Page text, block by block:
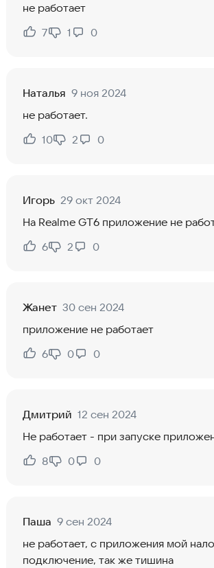
не работает
Нравится:
7
Не нравится:
1 0
Наталья 9 ноя 2024
не работает.
Нравится:
10
Не нравится:
2 0
Игорь 29 окт 2024
На Realme GT6 приложение не
Нравится:
6
Не нравится:
2 0
Жанет 30 сен 2024
приложение не работает
Нравится:
6
Не нравится:
0 0
Дмитрий 12 сен 2024
Не работает - при запуске
Нравится:
8
Не нравится:
0 0
Паша 9 сен 2024
не работает, с приложения мой
подключение, так же тишина